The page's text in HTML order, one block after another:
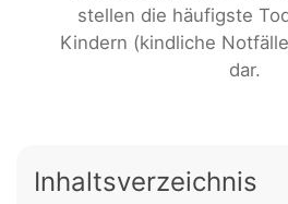
stellen die häufigste
Kindern (kindliche
dar.
Inhaltsverzeichnis